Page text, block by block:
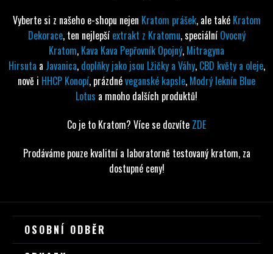
Vyberte si z našeho e-shopu nejen Kratom prášek, ale také Kratom
Dekorace, ten nejlepší extrakt z Kratomu, speciální Ovocný
Kratom, Kava Kava Pepřovník Opojný, Mitragyna
Hirsuta a Javanica, doplňky jako jsou Lžičky a Váhy, CBD květy a oleje,
nově i HHCP Konopí, prázdnéveganské kapsle, Modrý leknín Blue
Lotus a mnoho dalších produktů!
Co je to Kratom? Více se dozvíte ZDE
Prodáváme pouze kvalitní a laboratorně testovaný kratom, za
dostupné ceny!
OSOBNÍ ODBĚR